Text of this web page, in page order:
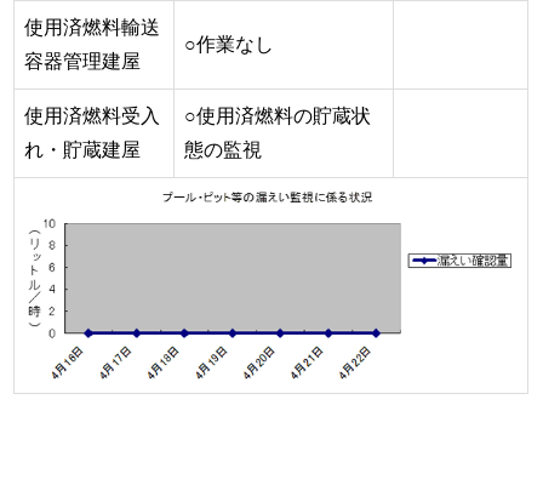
使用済燃料輸送
容器管理建屋
○作業なし
使用済燃料受入
れ・貯蔵建屋
○使用済燃料の貯蔵状
態の監視